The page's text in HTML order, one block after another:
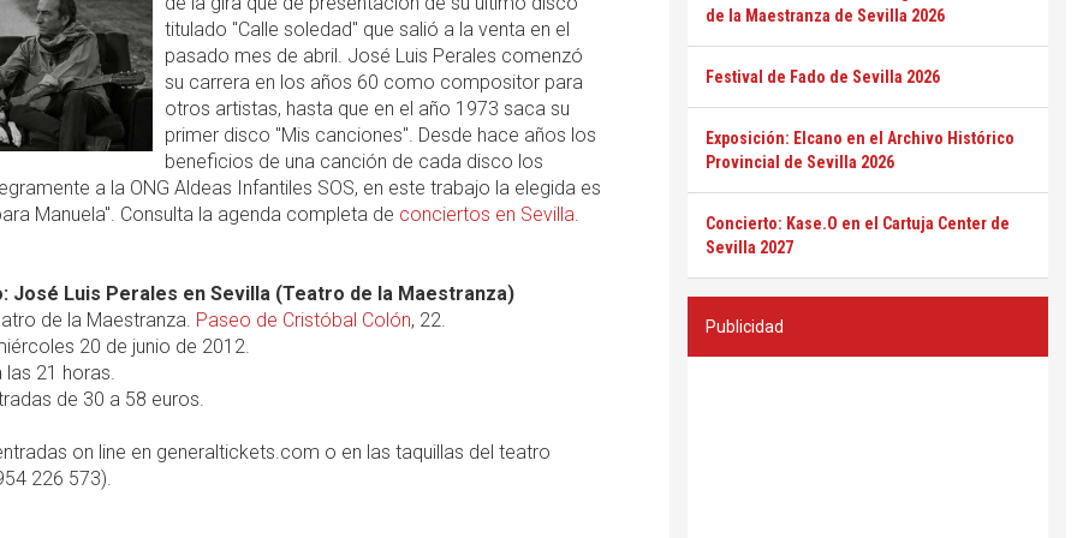
titulado "Calle soledad" que salió a la venta en el
pasado mes de abril. José Luis Perales comenzó
su carrera en los años 60 como compositor para
otros artistas, hasta que en el año 1973 saca su
primer disco "Mis canciones". Desde hace años los
beneficios de una canción de cada disco los
a la ONG Aldeas Infantiles SOS, en este trabajo la elegida es
Manuela". Consulta la agenda completa de conciertos en Sevilla.
José Luis Perales en Sevilla (Teatro de la Maestranza)
de la Maestranza. Paseo de Cristóbal Colón, 22.
20 de junio de 2012.
21 horas.
de 30 a 58 euros.
on line en generaltickets.com o en las taquillas del teatro
226 573).
de la Maestranza de Sevilla 2026
Festival de Fado de Sevilla 2026
Exposición: Elcano en el Archivo Histórico
Provincial de Sevilla 2026
Concierto: Kase.O en el Cartuja Center de
Sevilla 2027
Publicidad